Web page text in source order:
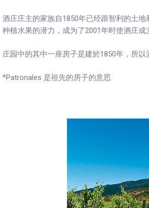
酒庄庄主的家族自1850年已经跟智利的土
种植水果的潜力，成为了2001年时使酒庄成
庄园中的其中一座房子是建於1850年，所以
*Patronales 是祖先的房子的意思